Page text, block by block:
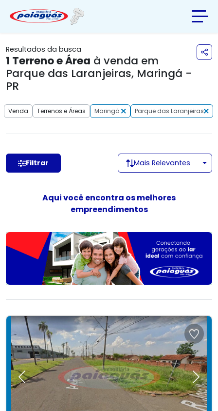
Resultados da busca
1 Terreno e Área à venda em
Parque das Laranjeiras, Maringá -
PR
Venda Terrenos e Áreas Maringá Parque das Laranjeiras
Filtrar Mais Relevantes
Aqui você encontra os melhores
empreendimentos
Previous Next